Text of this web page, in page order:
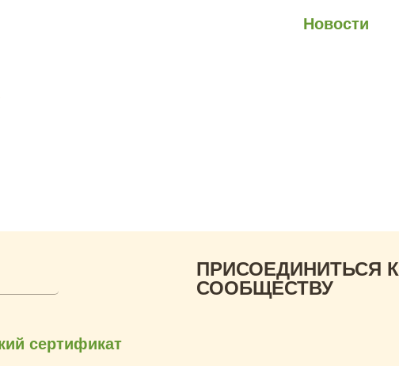
Новости
ПРИСОЕДИНИТЬСЯ К
СООБЩЕСТВУ
сертификат